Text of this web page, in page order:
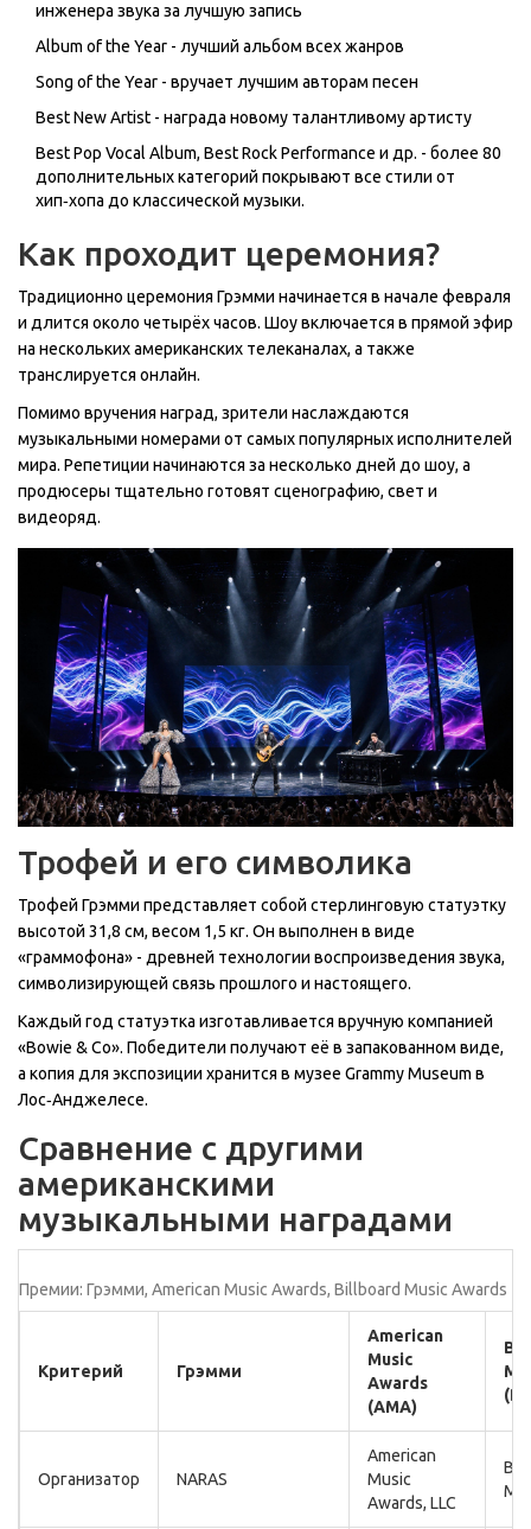
инженера звука за лучшую запись
Album of the Year - лучший альбом всех жанров
Song of the Year - вручает лучшим авторам песен
Best New Artist - награда новому талантливому артисту
Best Pop Vocal Album, Best Rock Performance и др. - более 80
дополнительных категорий покрывают все стили от
хип‑хопа до классической музыки.
Как проходит церемония?
Традиционно церемония Грэмми начинается в начале февраля
и длится около четырёх часов. Шоу включается в прямой эфир
на нескольких американских телеканалах, а также
транслируется онлайн.
Помимо вручения наград, зрители наслаждаются
музыкальными номерами от самых популярных исполнителей
мира. Репетиции начинаются за несколько дней до шоу, а
продюсеры тщательно готовят сценографию, свет и
видеоряд.
Трофей и его символика
Трофей Грэмми представляет собой стерлинговую статуэтку
высотой 31,8 см, весом 1,5 кг. Он выполнен в виде
«граммофона» - древней технологии воспроизведения звука,
символизирующей связь прошлого и настоящего.
Каждый год статуэтка изготавливается вручную компанией
«Bowie & Co». Победители получают её в запакованном виде,
а копия для экспозиции хранится в музее Grammy Museum в
Лос‑Анджелесе.
Сравнение с другими
американскими
музыкальными наградами
Премии: Грэмми, American Music Awards, Billboard Music Awards
Критерий Грэмми
American
Music
Awards
(AMA)
Организатор NARAS
American
Music
Awards, LLC